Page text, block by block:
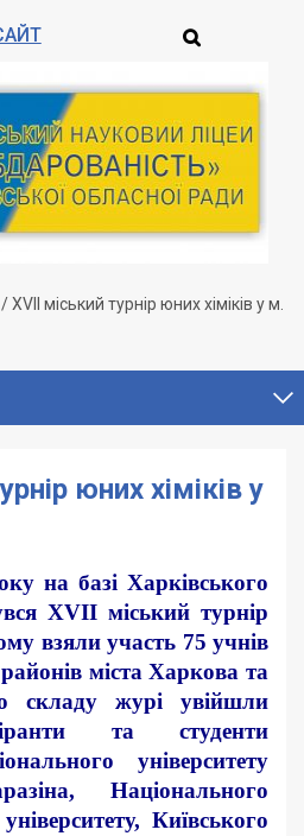
/ХVІІ міський турнір юних хіміків у м.
юних хіміків у
на базі Харківського
ХVІІ міський турнір
взяли участь 75 учнів
міста Харкова та
складу журі увійшли
та студенти
університету
Національного
Київського